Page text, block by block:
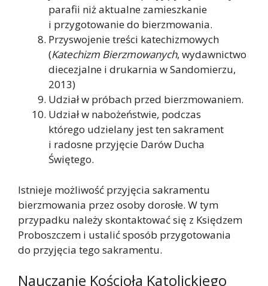
parafii niż aktualne zamieszkanie
i przygotowanie do bierzmowania.
Przyswojenie treści katechizmowych
(Katechizm Bierzmowanych, wydawnictwo
diecezjalne i drukarnia w Sandomierzu,
2013)
Udział w próbach przed bierzmowaniem.
Udział w nabożeństwie, podczas
którego udzielany jest ten sakrament
i radosne przyjęcie Darów Ducha
Świętego.
Istnieje możliwość przyjęcia sakramentu
bierzmowania przez osoby dorosłe. W tym
przypadku należy skontaktować się z Księdzem
Proboszczem i ustalić sposób przygotowania
do przyjęcia tego sakramentu.
Nauczanie Kościoła Katolickiego